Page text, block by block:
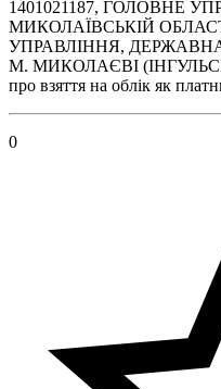
1401021187, ГОЛОВНЕ
МИКОЛАЇВСЬКІЙ
УПРАВЛІННЯ,
М. МИКОЛАЄВІ
про взяття на облік як
0